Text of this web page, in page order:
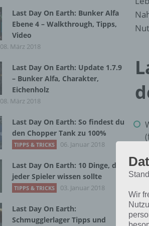
Last Day On Earth: Bunker Alfa
Ebene 4 – Walkthrough, Tipps,
Video
08. März 2018
Last Day On Earth: Update 1.7.9
– Bunker Alfa, Charakter,
Eichenholz
08. März 2018
Last Day On Earth: So findest du
den Chopper Tank zu 100%
TIPPS & TRICKS 06. Januar 2018
Last Day On Earth: 10 Dinge, die
jeder Spieler wissen sollte
TIPPS & TRICKS 03. Januar 2018
Last Day On Earth:
Schmugglerlager Tipps und
Wir